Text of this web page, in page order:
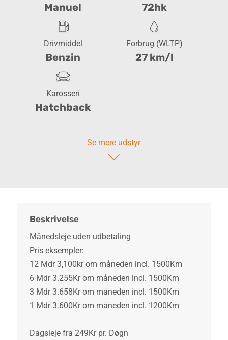
Manuel 72hk
Drivmiddel
Benzin
Forbrug (WLTP)
27 km/l
Karosseri
Hatchback
Se mere udstyr
Beskrivelse
Månedsleje uden udbetaling
Pris eksempler:
12 Mdr 3,100kr om måneden incl. 1500Km
6 Mdr 3.255Kr om måneden incl. 1500Km
3 Mdr 3.658Kr om måneden incl. 1500Km
1 Mdr 3.600Kr om måneden incl. 1200Km
Dagsleje fra 249Kr pr. Døgn